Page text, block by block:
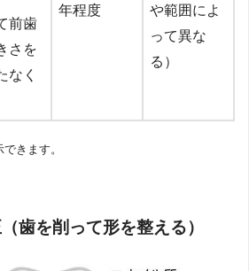
前歯
さを
なく
年程度
や範囲によ
って異な
る）
きます。
歯を削って形を整える）